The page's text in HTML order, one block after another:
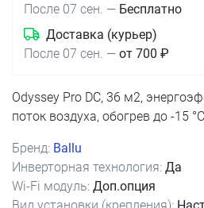
После 07 сен. — Бесплатно
Доставка (курьер)
После 07 сен. — от 700 ₽
Odyssey Pro DC, 36 м2,
поток воздуха, обогрев до -15
Бренд: Ballu
Инверторная технология: Да
Wi-Fi модуль: Доп.опция